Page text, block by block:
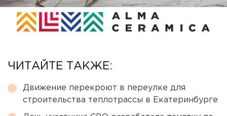
ЧИТАЙТЕ ТАКЖЕ:
Движение перекроют в переулке для
строительства теплотрассы в Екатеринбурге